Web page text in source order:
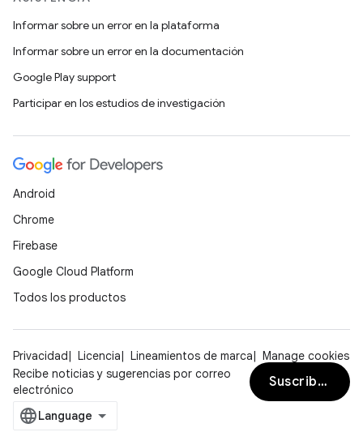
Informar sobre un error en la plataforma
Informar sobre un error en la documentación
Google Play support
Participar en los estudios de investigación
Android
Chrome
Firebase
Google Cloud Platform
Todos los productos
Privacidad Licencia Lineamientos de marca
Manage cookies
Recibe noticias y sugerencias por correo
electrónico
Suscribirse